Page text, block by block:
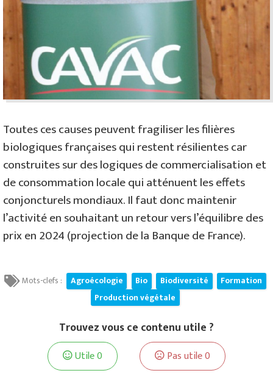
Toutes ces causes peuvent fragiliser les filières
biologiques françaises qui restent résilientes car
construites sur des logiques de commercialisation et
de consommation locale qui atténuent les effets
conjoncturels mondiaux. Il faut donc maintenir
l’activité en souhaitant un retour vers l’équilibre des
prix en 2024 (projection de la Banque de France).
Mots-clefs : Agroécologie Bio Biodiversité
Formation
Production végétale
Trouvez vous ce contenu utile ?
Utile0 Pas utile0